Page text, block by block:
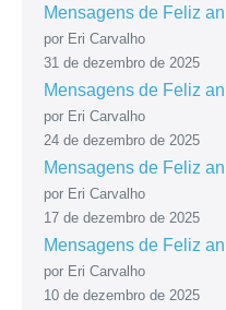
Mensagens de Feliz
por Eri Carvalho
31 de dezembro de 2025
Mensagens de Feliz
por Eri Carvalho
24 de dezembro de 2025
Mensagens de Feliz
por Eri Carvalho
17 de dezembro de 2025
Mensagens de Feliz
por Eri Carvalho
10 de dezembro de 2025